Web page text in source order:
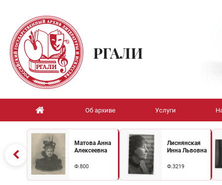
РГАЛИ
Об архиве Услуги
Матова Анна
Алексеевна
Ф.800
Лиснянская
Инна Львовна
Ф.3219